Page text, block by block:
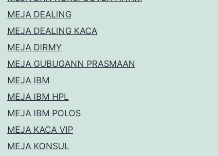
MEJA DEALING
MEJA DEALING KACA
MEJA DIRMY
MEJA GUBUGANN PRASMAAN
MEJA IBM
MEJA IBM HPL
MEJA IBM POLOS
MEJA KACA VIP
MEJA KONSUL